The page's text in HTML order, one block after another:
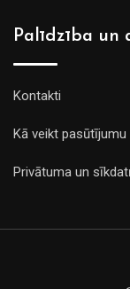
Palīdzība un
Kontakti
Kā veikt pasūtījumu
Privātuma un